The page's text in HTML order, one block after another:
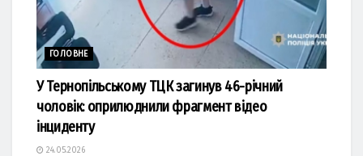
ГОЛОВНЕ
У Тернопільському ТЦК загинув 46-річний
чоловік: оприлюднили фрагмент відео
інциденту
24.05.2026